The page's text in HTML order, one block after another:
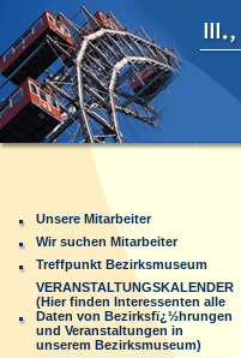
Unsere Mitarbeiter
Wir suchen Mitarbeiter
Treffpunkt Bezirksmuseum
VERANSTALTUNGSKALENDER
(Hier finden Interessenten alle
Daten von Bezirksfï¿½hrungen
und Veranstaltungen in
unserem Bezirksmuseum)